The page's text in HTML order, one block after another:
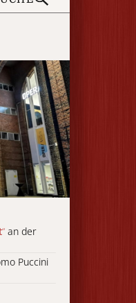
“ an der
Puccini